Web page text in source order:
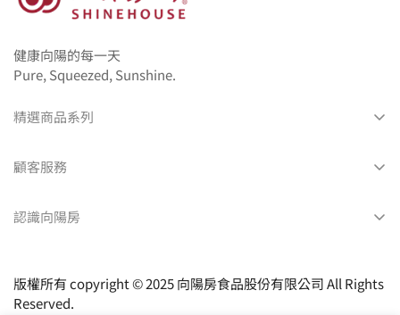
健康向陽的每一天
Pure, Squeezed, Sunshine.
精選商品系列
地瓜燒
彌月禮盒
餐盒產品目錄
顧客服務
訂單查詢
運送方式及運費說明
認識向陽房
關於我們
門市據點
版權所有 copyright © 2025 向陽房食品股份有限公司 All Rights
Reserved.